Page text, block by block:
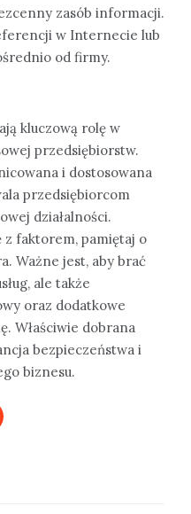
zasób informacji.
w Internecie lub
od firmy.
kluczową rolę w
przedsiębiorstw.
i dostosowana
przedsiębiorcom
działalności.
z faktorem, pamiętaj o
Ważne jest, aby brać
ale także
oraz dodatkowe
Właściwie dobrana
bezpieczeństwa i
biznesu.